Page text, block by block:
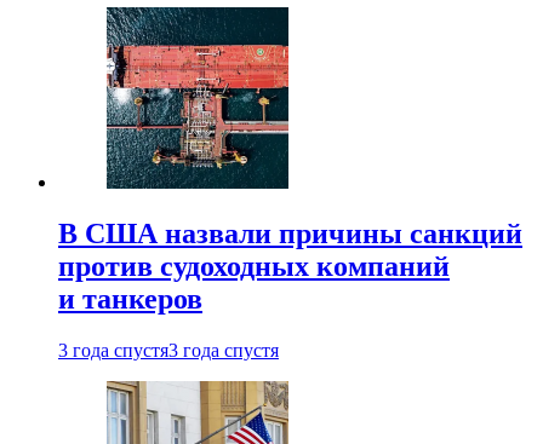
В США назвали причины санкций
против судоходных компаний
и танкеров
3 года спустя3 года спустя